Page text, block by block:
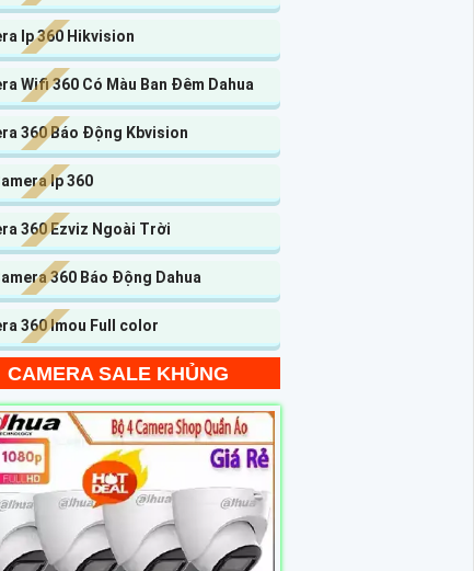
Ip 360 Hikvision
Wifi 360 Có Màu Ban Đêm Dahua
360 Báo Động Kbvision
Ip 360
360 Ezviz Ngoài Trời
360 Báo Động Dahua
360 Imou Full color
CAMERA SALE KHỦNG